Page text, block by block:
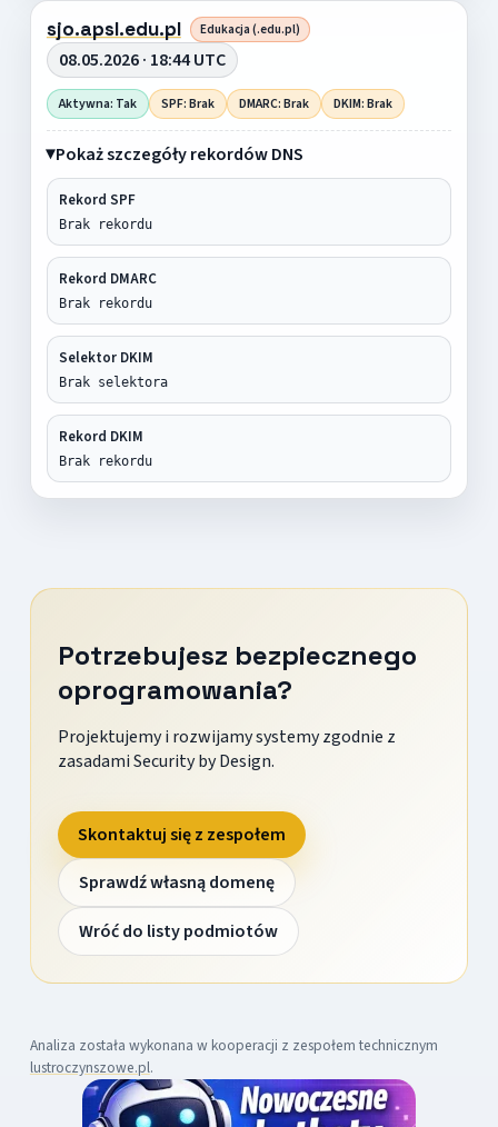
sjo.apsl.edu.pl Edukacja (.edu.pl)
08.05.2026 · 18:44 UTC
Aktywna: Tak SPF: Brak DMARC: Brak DKIM: Brak
Pokaż szczegóły rekordów DNS
Rekord SPF
Brak rekordu
Rekord DMARC
Brak rekordu
Selektor DKIM
Brak selektora
Rekord DKIM
Brak rekordu
Potrzebujesz bezpiecznego
oprogramowania?
Projektujemy i rozwijamy systemy zgodnie z
zasadami Security by Design.
Skontaktuj się z zespołem
Sprawdź własną domenę
Wróć do listy podmiotów
Analiza została wykonana w kooperacji z zespołem technicznym
lustroczynszowe.pl.